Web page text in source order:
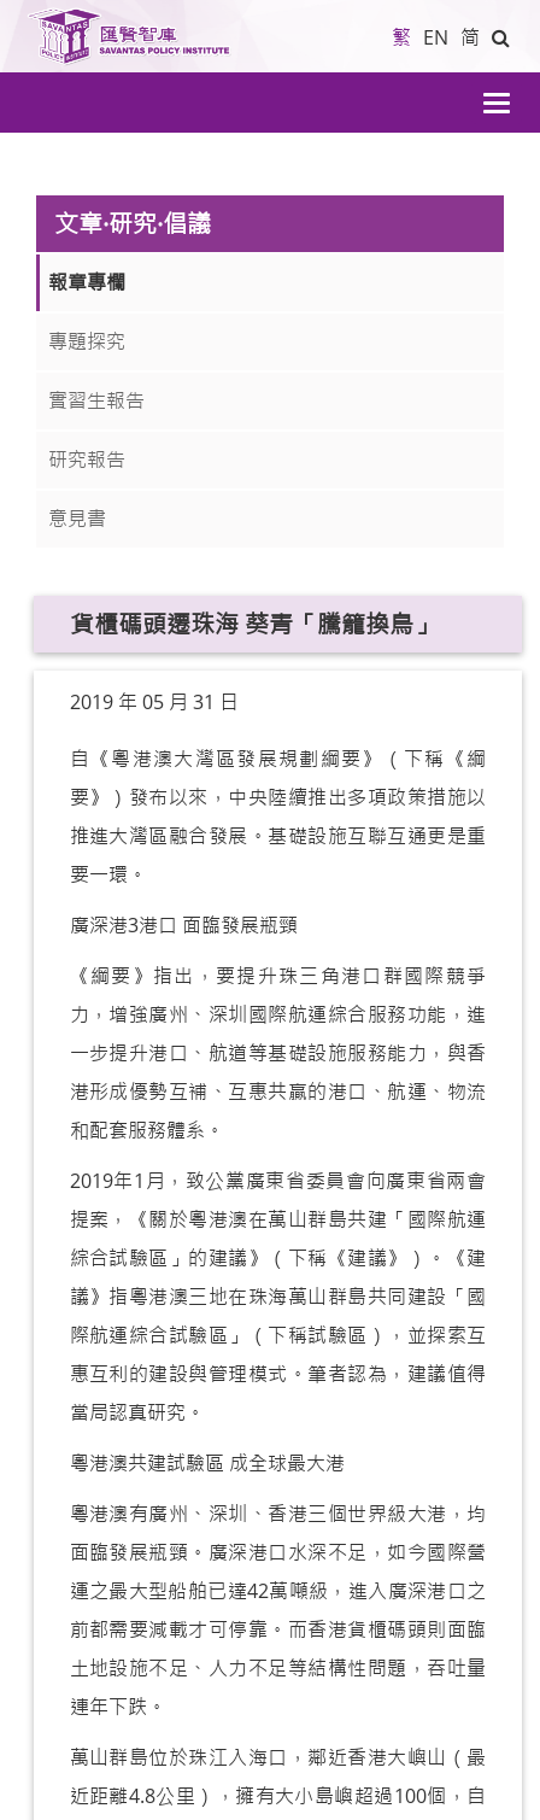
繁 EN 简
導
航
文章·研究·倡議
報章專欄
專題探究
實習生報告
研究報告
意見書
貨櫃碼頭遷珠海 葵青「騰籠換鳥」
2019 年 05 月 31 日
自《粵港澳大灣區發展規劃綱要》（下稱《綱
要》）發布以來，中央陸續推出多項政策措施以
推進大灣區融合發展。基礎設施互聯互通更是重
要一環。
廣深港3港口 面臨發展瓶頸
《綱要》指出，要提升珠三角港口群國際競爭
力，增強廣州、深圳國際航運綜合服務功能，進
一步提升港口、航道等基礎設施服務能力，與香
港形成優勢互補、互惠共贏的港口、航運、物流
和配套服務體系。
2019年1月，致公黨廣東省委員會向廣東省兩會
提案，《關於粵港澳在萬山群島共建「國際航運
綜合試驗區」的建議》（下稱《建議》）。《建
議》指粵港澳三地在珠海萬山群島共同建設「國
際航運綜合試驗區」（下稱試驗區），並探索互
惠互利的建設與管理模式。筆者認為，建議值得
當局認真研究。
粵港澳共建試驗區 成全球最大港
粵港澳有廣州、深圳、香港三個世界級大港，均
面臨發展瓶頸。廣深港口水深不足，如今國際營
運之最大型船舶已達42萬噸級，進入廣深港口之
前都需要減載才可停靠。而香港貨櫃碼頭則面臨
土地設施不足、人力不足等結構性問題，吞吐量
連年下跌。
萬山群島位於珠江入海口，鄰近香港大嶼山（最
近距離4.8公里），擁有大小島嶼超過100個，自